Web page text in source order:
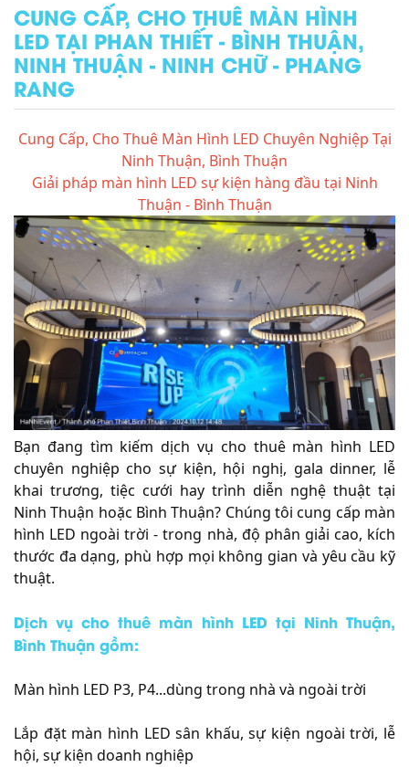
CUNG CẤP, CHO THUÊ MÀN HÌNH
LED TẠI PHAN THIẾT - BÌNH THUẬN,
NINH THUẬN - NINH CHỮ - PHANG
RANG
Cung Cấp, Cho Thuê Màn Hình LED Chuyên Nghiệp Tại
Ninh Thuận, Bình Thuận
Giải pháp màn hình LED sự kiện hàng đầu tại Ninh
Thuận - Bình Thuận
Bạn đang tìm kiếm dịch vụ cho thuê màn hình LED
chuyên nghiệp cho sự kiện, hội nghị, gala dinner, lễ
khai trương, tiệc cưới hay trình diễn nghệ thuật tại
Ninh Thuận hoặc Bình Thuận? Chúng tôi cung cấp màn
hình LED ngoài trời - trong nhà, độ phân giải cao, kích
thước đa dạng, phù hợp mọi không gian và yêu cầu kỹ
thuật.
Dịch vụ cho thuê màn hình LED tại Ninh Thuận,
Bình Thuận gồm:
Màn hình LED P3, P4...dùng trong nhà và ngoài trời
Lắp đặt màn hình LED sân khấu, sự kiện ngoài trời, lễ
hội, sự kiện doanh nghiệp